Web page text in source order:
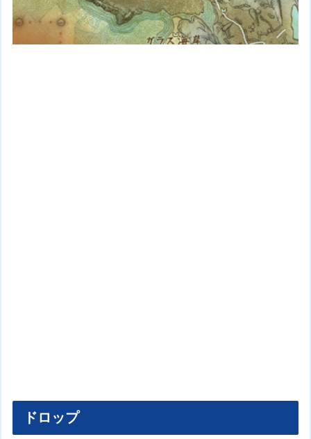
ドロップ